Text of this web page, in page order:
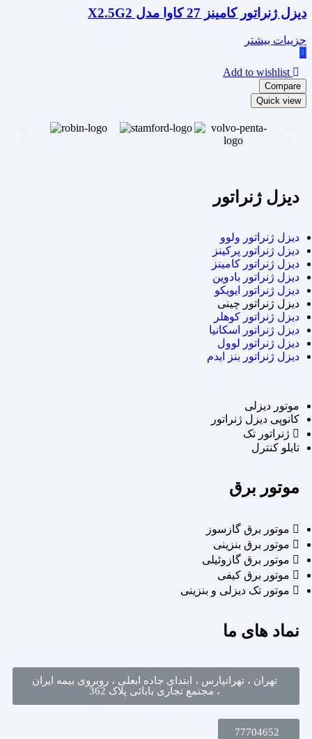
دیزل ژنراتور کامینز 27 کاوا مدل X2.5G2
جزییات بیشتر
Add to wishlist
Compare
Quick view
دیزل ژنراتور
دیزل ژنراتور ولوو
دیزل ژنراتور پرکینز
دیزل ژنراتور کامینز
دیزل ژنراتور بادوین
دیزل ژنراتور ایویکو
دیزل ژنراتور چینی
دیزل ژنراتور کوهلر
دیزل ژنراتور اسکانیا
دیزل ژنراتور لوول
دیزل ژنراتور بنز ایدم
موتور دیزلی
کانوپی دیزل ژنراتور
ژنراتور تک
تابلو کنترل
موتور برق
موتور برق گازسوز
موتور برق بنزینی
موتور برق گازوئیلی
موتور برق کیفی
موتور تک دیزلی و بنزینی
نماد های ما
تهران ، تهرانپارس ، ابتدای جاده ابعلی ، روبروی بیمه ایران
، مجتمع تجاری بابائی پلاک 362
77704652